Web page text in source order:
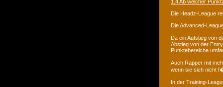
1.4 Ab welcher
Die Headz-League
Die Advanced-
Da ein Aufstieg von
Abstieg von der
Punktebereiche
Auch Rapper mit
wenn sie sich nicht
In der Training-